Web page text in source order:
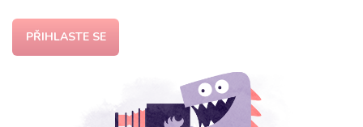
PŘIHLASTE SE